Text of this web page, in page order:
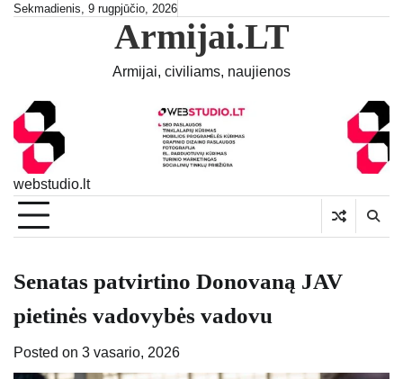
SkipSekmadienis, 9 rugpjūčio, 2026
Armijai.LT
Armijai, civiliams, naujienos
webstudio.lt
Senatas patvirtino Donovaną JAV
pietinės vadovybės vadovu
Posted on 3 vasario, 2026